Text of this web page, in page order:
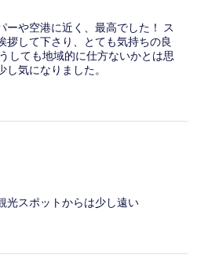
ーや空港に近く、最高でした！ ス
拶して下さり、とても気持ちの良
しても地域的に仕方ないかとは思
気になりました。
光スポットからは少し遠い